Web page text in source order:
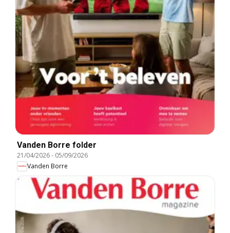
Vanden Borre folder
21/04/2026- 05/09/2026
Vanden Borre